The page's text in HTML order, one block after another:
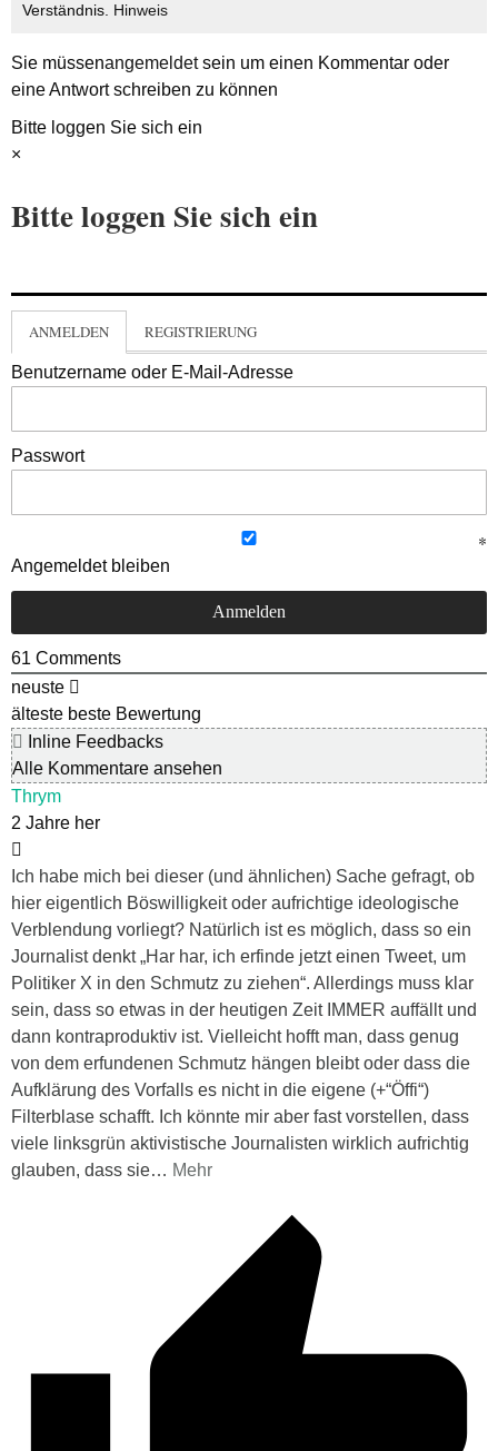
Verständnis. Hinweis
Sie müssenangemeldetsein um einen Kommentar oder
eine Antwort schreiben zu können
Bitte loggen Sie sich ein
×
Bitte loggen Sie sich ein
ANMELDEN REGISTRIERUNG
Benutzername oder E-Mail-Adresse
Passwort
Angemeldet bleiben
61 Comments
neuste
älteste beste Bewertung
Inline Feedbacks
Alle Kommentare ansehen
Thrym
2 Jahre her
Ich habe mich bei dieser (und ähnlichen) Sache gefragt, ob
hier eigentlich Böswilligkeit oder aufrichtige ideologische
Verblendung vorliegt? Natürlich ist es möglich, dass so ein
Journalist denkt „Har har, ich erfinde jetzt einen Tweet, um
Politiker X in den Schmutz zu ziehen“. Allerdings muss klar
sein, dass so etwas in der heutigen Zeit IMMER auffällt und
dann kontraproduktiv ist. Vielleicht hofft man, dass genug
von dem erfundenen Schmutz hängen bleibt oder dass die
Aufklärung des Vorfalls es nicht in die eigene (+“Öffi“)
Filterblase schafft. Ich könnte mir aber fast vorstellen, dass
viele linksgrün aktivistische Journalisten wirklich aufrichtig
glauben, dass sie… Mehr